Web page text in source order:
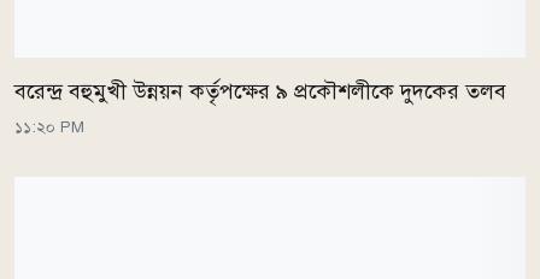
বরেন্দ্র বহুমুখী উন্নয়ন কর্তৃপক্ষের ৯ প্রকৌশলীকে দুদকের তলব
১১:২০ PM